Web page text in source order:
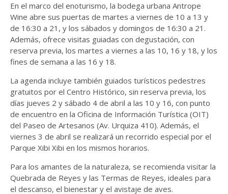
En el marco del enoturismo, la bodega urbana Antrope
Wine abre sus puertas de martes a viernes de 10 a 13 y
de 16:30 a 21, y los sábados y domingos de 16:30 a 21.
Además, ofrece visitas guiadas con degustación, con
reserva previa, los martes a viernes a las 10, 16 y 18, y los
fines de semana a las 16 y 18.
La agenda incluye también guiados turísticos pedestres
gratuitos por el Centro Histórico, sin reserva previa, los
días jueves 2 y sábado 4 de abril a las 10 y 16, con punto
de encuentro en la Oficina de Información Turística (OIT)
del Paseo de Artesanos (Av. Urquiza 410). Además, el
viernes 3 de abril se realizará un recorrido especial por el
Parque Xibi Xibi en los mismos horarios.
Para los amantes de la naturaleza, se recomienda visitar la
Quebrada de Reyes y las Termas de Reyes, ideales para
el descanso, el bienestar y el avistaje de aves.